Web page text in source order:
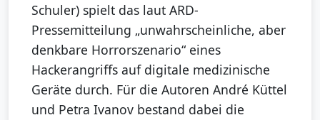
Schuler) spielt das laut ARD-
Pressemitteilung „unwahrscheinliche, aber
denkbare Horrorszenario“ eines
Hackerangriffs auf digitale medizinische
Geräte durch. Für die Autoren André Küttel
und Petra Ivanov bestand dabei die